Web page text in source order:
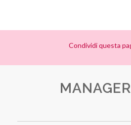
Condividi questa